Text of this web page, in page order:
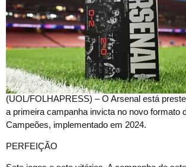
(UOL/FOLHAPRESS) – O Arsenal está
a primeira campanha invicta no novo formato
Campeões, implementado em 2024.
PERFEIÇÃO